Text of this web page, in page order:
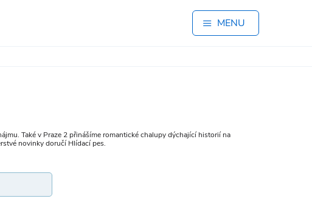
MENU
Také v Praze 2 přinášíme romantické chalupy dýchající historií na
novinky doručí Hlídací pes.